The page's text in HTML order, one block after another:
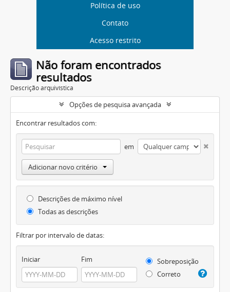
Política de uso
Contato
Acesso restrito
Não foram encontrados
resultados
Descrição arquivística
Opções de pesquisa avançada
Encontrar resultados com:
em
Adicionar novo critério
Descrições de máximo nível
Todas as descrições
Filtrar por intervalo de datas:
Iniciar Fim
Sobreposição
Correto